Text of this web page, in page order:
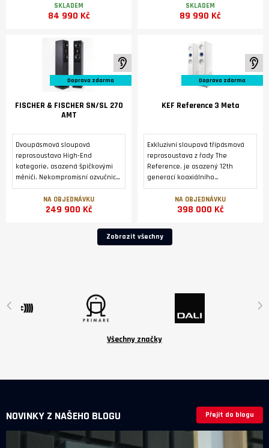
SKLADEM
84 990 Kč
převodníku DM36 a modulem
streameru SM35 Prisma.
SKLADEM
89 990 Kč
K poslechu ve studiu
Doprava zdarma
FISCHER & FISCHER SN/SL 270
AMT
Dvoupásmová sloupová
reprosoustava High-End
kategorie, osazená špičkovými
měniči. Nekompromisní ozvučnice
z masivní přírodní břidlice.
Zakázková výroba v Německu..
NA OBJEDNÁVKU
249 900 Kč
Doprava zdarma
KEF Reference 3 Meta
Exkluzivní sloupová třípásmová
reprosoustava z řady The
Reference. je osazený 12th
generací koaxiálního
reproduktoru Uni-Q® s
technologií MAT™ a dvojicí
basových reproduktorů o
uspořádaných kolem
reproduktoru Uni-Q .2 x 3 černé,
NA OBJEDNÁVKU
398 000 Kč
Zobrazit všechny
‹ ›
Všechny značky
NOVINKY Z NAŠEHO BLOGU Přejít do blogu